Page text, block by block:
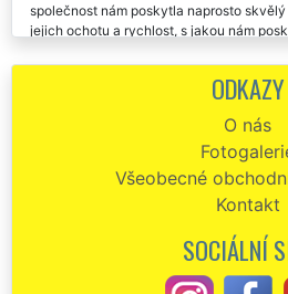
Byť se jednalo o malé stěhování
společnost nám poskytla naprosto
Děkujeme i za zajištění úklidu.
Velmi solidní a profesionální jednání
domácnosti v Sokolově. Dochvilnost
V sobotu jsme využili služeb této
domácnosti v Sokolově. Profesionální
Za nás dáváme společnosti EXTRA
Stěhovali jsme celou domácnost naší
ODKAZY
O nás
Všeobecné
Kontakt
SOCIÁLNÍ